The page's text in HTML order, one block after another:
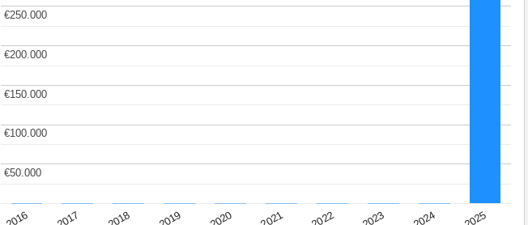
2016 2017 2018 2019 2020 2021 2022 2023 2024 2025
€50.000
€50.000
€100.000
€100.000
€150.000
€150.000
€200.000
€200.000
€250.000
€250.000